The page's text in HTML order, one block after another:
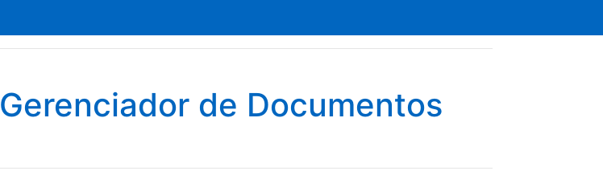
Gerenciador de Documentos